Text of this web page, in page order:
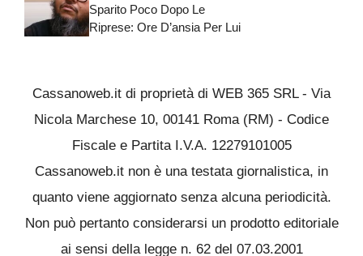
Sparito Poco Dopo Le
Riprese: Ore D’ansia Per Lui
Cassanoweb.it di proprietà di WEB 365 SRL - Via
Nicola Marchese 10, 00141 Roma (RM) - Codice
Fiscale e Partita I.V.A. 12279101005
Cassanoweb.it non è una testata giornalistica, in
quanto viene aggiornato senza alcuna periodicità.
Non può pertanto considerarsi un prodotto editoriale
ai sensi della legge n. 62 del 07.03.2001